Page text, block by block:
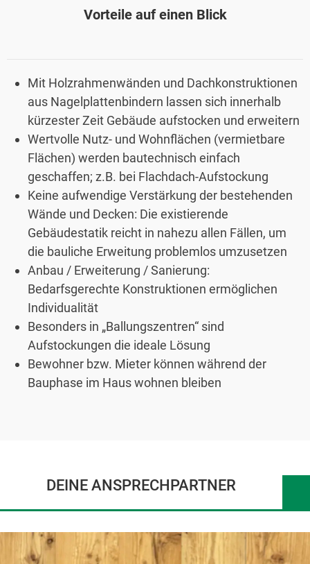
Vorteile auf einen Blick
Mit Holzrahmenwänden und Dachkonstruktionen
aus Nagelplattenbindern lassen sich innerhalb
kürzester Zeit Gebäude aufstocken und erweitern
Wertvolle Nutz- und Wohnflächen (vermietbare
Flächen) werden bautechnisch einfach
geschaffen; z.B. bei Flachdach-Aufstockung
Keine aufwendige Verstärkung der bestehenden
Wände und Decken: Die existierende
Gebäudestatik reicht in nahezu allen Fällen, um
die bauliche Erweitung problemlos umzusetzen
Anbau / Erweiterung / Sanierung:
Bedarfsgerechte Konstruktionen ermöglichen
Individualität
Besonders in „Ballungszentren“ sind
Aufstockungen die ideale Lösung
Bewohner bzw. Mieter können während der
Bauphase im Haus wohnen bleiben
DEINE ANSPRECHPARTNER